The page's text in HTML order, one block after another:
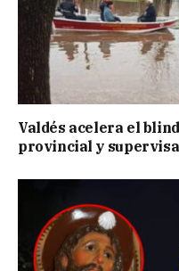
Valdés acelera el
provincial y